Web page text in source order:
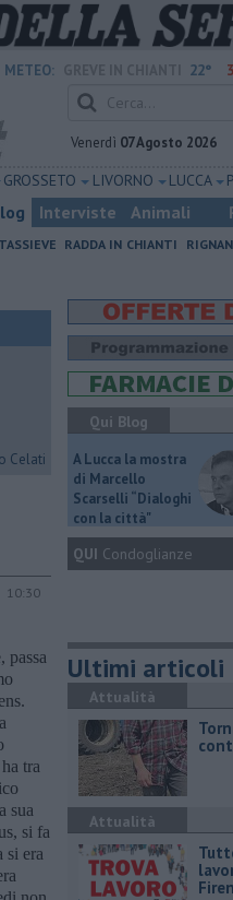
METEO: 22°
Venerdì 07 Agosto 2026
GROSSETO LIVORNO LUCCA
Interviste Animali
RADDA IN CHIANTI
Celati
10:30
passa
tra
sua
si fa
si era
Qui Blog
A Lucca la mostra
di Marcello
Scarselli “Dialoghi
con la città"
QUI Condoglianze
Ultimi articoli
Attualità
Attualità